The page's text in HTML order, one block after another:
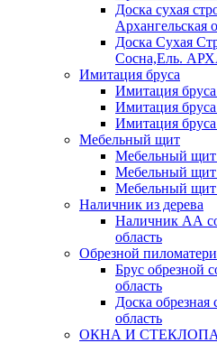
Доска сухая
Архангельская
Доска Сухая
Сосна,Ель.
Имитация бруса
Имитация
Имитация
Имитация
Мебельный щит
Мебельный
Мебельный
Мебельный
Наличник из дерева
Наличник АА
область
Обрезной
Брус обрезной
область
Доска обрезная
область
ОКНА И